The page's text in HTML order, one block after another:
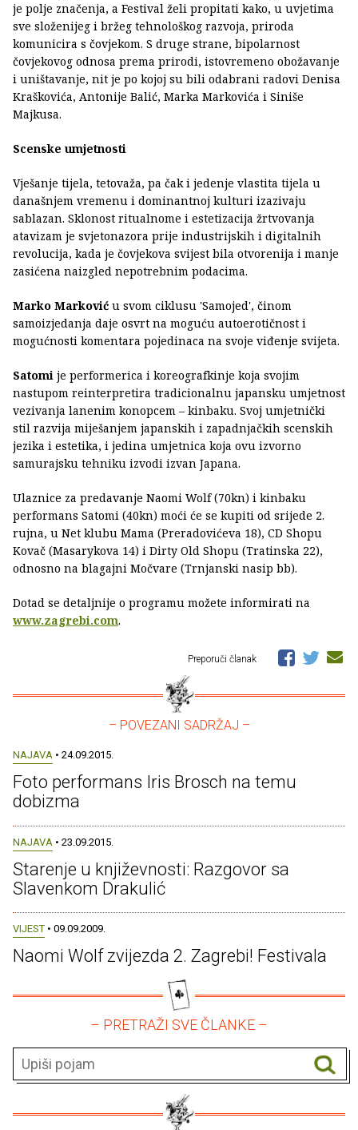
je polje značenja, a Festival želi propitati kako, u uvjetima
sve složenijeg i bržeg tehnološkog razvoja, priroda
komunicira s čovjekom. S druge strane, bipolarnost
čovjekovog odnosa prema prirodi, istovremeno obožavanje
i uništavanje, nit je po kojoj su bili odabrani radovi Denisa
Kraškovića, Antonije Balić, Marka Markovića i Siniše
Majkusa.
Scenske umjetnosti
Vješanje tijela, tetovaža, pa čak i jedenje vlastita tijela u
današnjem vremenu i dominantnoj kulturi izazivaju
sablazan. Sklonost ritualnome i estetizacija žrtvovanja
atavizam je svjetonazora prije industrijskih i digitalnih
revolucija, kada je čovjekova svijest bila otvorenija i manje
zasićena naizgled nepotrebnim podacima.
Marko Marković u svom ciklusu 'Samojed', činom
samoizjedanja daje osvrt na moguću autoerotičnost i
mogućnosti komentara pojedinaca na svoje viđenje svijeta.
Satomi je performerica i koreografkinje koja svojim
nastupom reinterpretira tradicionalnu japansku umjetnost
vezivanja lanenim konopcem – kinbaku. Svoj umjetnički
stil razvija miješanjem japanskih i zapadnjačkih scenskih
jezika i estetika, i jedina umjetnica koja ovu izvorno
samurajsku tehniku izvodi izvan Japana.
Ulaznice za predavanje Naomi Wolf (70kn) i kinbaku
performans Satomi (40kn) moći će se kupiti od srijede 2.
rujna, u Net klubu Mama (Preradovićeva 18), CD Shopu
Kovač (Masarykova 14) i Dirty Old Shopu (Tratinska 22),
odnosno na blagajni Močvare (Trnjanski nasip bb).
Dotad se detaljnije o programu možete informirati na
www.zagrebi.com.
Preporuči članak
– POVEZANI SADRŽAJ –
NAJAVA • 24.09.2015.
Foto performans Iris Brosch na temu
dobizma
NAJAVA • 23.09.2015.
Starenje u književnosti: Razgovor sa
Slavenkom Drakulić
VIJEST • 09.09.2009.
Naomi Wolf zvijezda 2. Zagrebi! Festivala
– PRETRAŽI SVE ČLANKE –